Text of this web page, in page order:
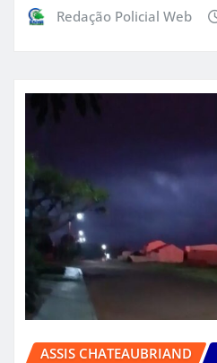
Redação Policial Web
ASSIS CHATEAUBRIAND